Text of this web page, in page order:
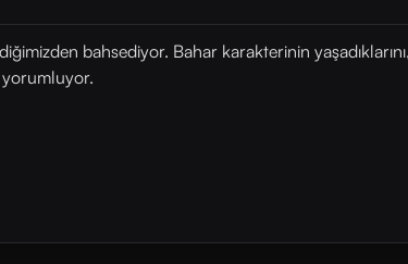
bahsediyor. Bahar karakterinin